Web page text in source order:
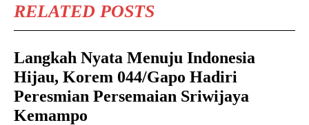
RELATED POSTS
Langkah Nyata Menuju Indonesia
Hijau, Korem 044/Gapo Hadiri
Peresmian Persemaian Sriwijaya
Kemampo